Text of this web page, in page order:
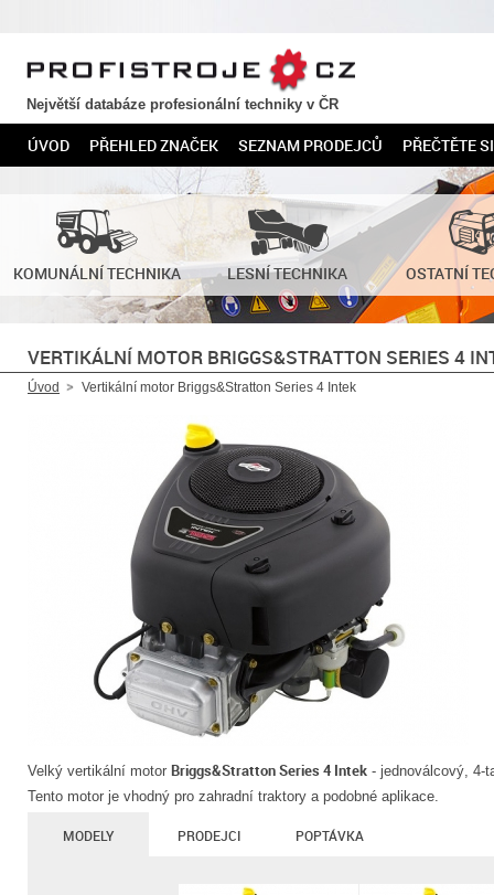
PROFISTROJE.CZ
Největší databáze profesionální techniky v ČR
ÚVOD PŘEHLED ZNAČEK SEZNAM PRODEJCŮ PŘEČTĚTE SI
KOMUNÁLNÍ TECHNIKA LESNÍ TECHNIKA OSTATNÍ
VERTIKÁLNÍ MOTOR BRIGGS&STRATTON SERIES 4
Úvod Vertikální motor Briggs&Stratton Series 4 Intek
Velký vertikální motor Briggs&Stratton Series 4 Intek - jednoválcový, 4-
Tento motor je vhodný pro zahradní traktory a podobné aplikace.
MODELY PRODEJCI POPTÁVKA